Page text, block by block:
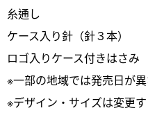
糸通し
ケース入り針（針３本）
ロゴ入りケース付きはさみ
※一部の地域では発売日が異
※デザイン・サイズは変更